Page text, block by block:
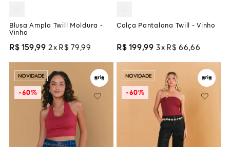
Blusa Ampla Twill Moldura -
Vinho
R$ 159,99 2 R$ 79 ,99
Calça Pantalona Twill - Vinho
R$ 199,99 3 R$ 66 ,66
NOVIDADE
-60%
NOVIDADE
-60%